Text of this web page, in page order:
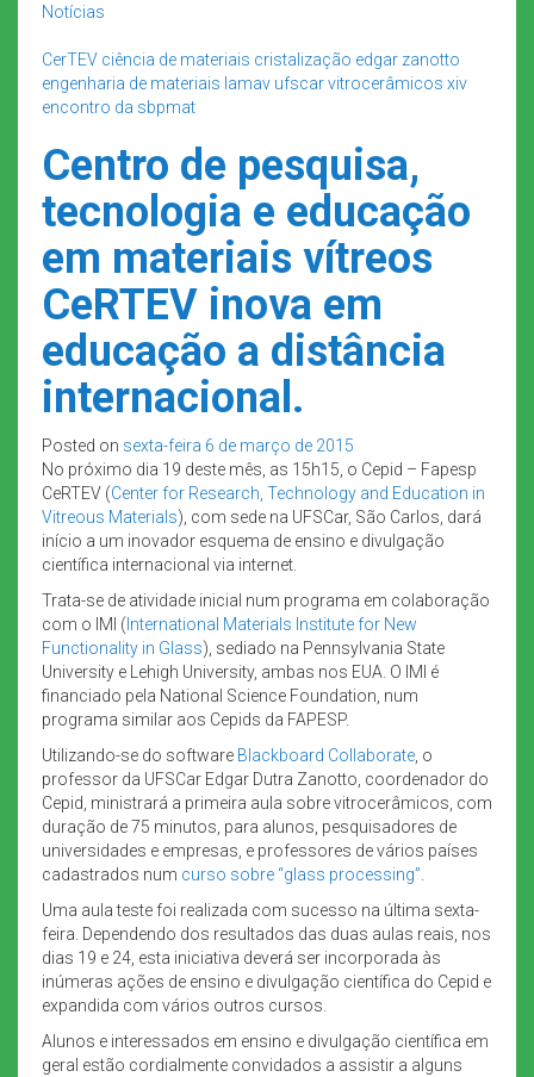
Notícias
CerTEV ciência de materiais cristalização edgar zanotto
engenharia de materiais lamav ufscarvitrocerâmicos xiv
encontro da sbpmat
Centro de pesquisa,
tecnologia e educação
em materiais vítreos
CeRTEV inova em
educação a distância
internacional.
Posted on sexta-feira 6 de março de 2015
No próximo dia 19 deste mês, as 15h15, o Cepid – Fapesp
CeRTEV (Center for Research, Technology and Education in
Vitreous Materials), com sede na UFSCar, São Carlos, dará
início a um inovador esquema de ensino e divulgação
científica internacional via internet.
Trata-se de atividade inicial num programa em colaboração
com o IMI ( International Materials Institute for New
Functionality in Glass), sediado na Pennsylvania State
University e Lehigh University, ambas nos EUA. O IMI é
financiado pela National Science Foundation, num
programa similar aos Cepids da FAPESP.
Utilizando-se do software Blackboard Collaborate , o
professor da UFSCar Edgar Dutra Zanotto, coordenador do
Cepid, ministrará a primeira aula sobre vitrocerâmicos, com
duração de 75 minutos, para alunos, pesquisadores de
universidades e empresas, e professores de vários países
cadastrados num curso sobre “glass processing”
Uma aula teste foi realizada com sucesso na última sexta-
feira. Dependendo dos resultados das duas aulas reais, nos
dias 19 e 24, esta iniciativa deverá ser incorporada às
inúmeras ações de ensino e divulgação científica do Cepid e
expandida com vários outros cursos.
Alunos e interessados em ensino e divulgação científica em
geral estão cordialmente convidados a assistir a alguns